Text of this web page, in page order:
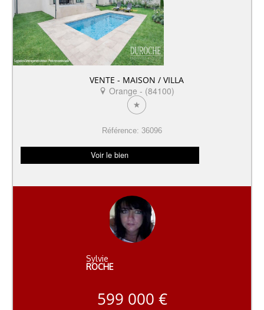
VENTE - MAISON / VILLA
Orange - (84100)
Référence: 36096
Voir le bien
Sylvie
ROCHE
599 000 €